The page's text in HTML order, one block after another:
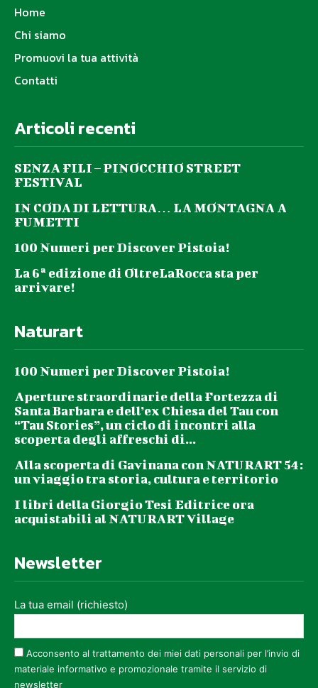
Home
Chi siamo
Promuovi la tua attività
Contatti
Articoli recenti
SENZA FILI – PINOCCHIO STREET
FESTIVAL
IN CODA DI LETTURA… LA MONTAGNA A
FUMETTI
100 Numeri per Discover Pistoia!
La 6ª edizione di OltreLaRocca sta per
arrivare!
Naturart
100 Numeri per Discover Pistoia!
Aperture straordinarie della Fortezza di
Santa Barbara e dell’ex Chiesa del Tau con
“Tau Stories”, un ciclo di incontri alla
scoperta degli affreschi di...
Alla scoperta di Gavinana con NATURART 54:
un viaggio tra storia, cultura e territorio
I libri della Giorgio Tesi Editrice ora
acquistabili al NATURART Village
Newsletter
La tua email (richiesto)
Acconsento al trattamento dei miei dati personali per l’invio di
materiale informativo e promozionale tramite il servizio di
newsletter